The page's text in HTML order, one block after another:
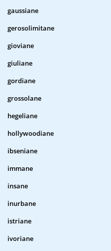
gaussiane
gerosolimitane
gioviane
giuliane
gordiane
grossolane
hegeliane
hollywoodiane
ibseniane
immane
insane
inurbane
istriane
ivoriane